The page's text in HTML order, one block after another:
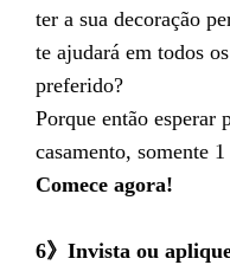
ter a sua decoração
te ajudará em todos
preferido?
Porque então esperar
casamento, somente
Comece agora!
6》Invista ou